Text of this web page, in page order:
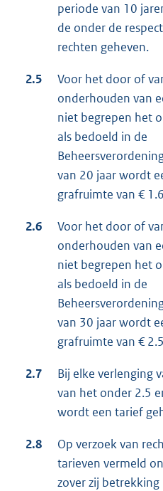
periode van 10
de onder de
rechten geheven.
2.5
Voor het door of
onderhouden van
niet begrepen het
als bedoeld in de
van 20 jaar wordt
grafruimte van €
2.6
Voor het door of
onderhouden van
niet begrepen het
als bedoeld in de
van 30 jaar wordt
grafruimte van €
2.7
Bij elke verlenging
van het onder 2.5
wordt een tarief
2.8
Op verzoek van
tarieven vermeld
zover zij betrekking